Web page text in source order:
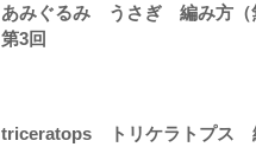
あみぐるみ うさぎ 編み方（
第3回
triceratops トリケラトプス